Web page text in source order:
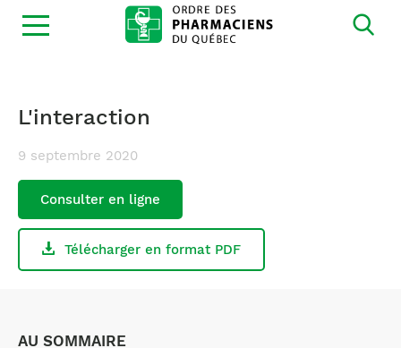
Ouvrir
la
L'interaction
9 septembre 2020
Consulter en ligne
Télécharger en format PDF
AU SOMMAIRE